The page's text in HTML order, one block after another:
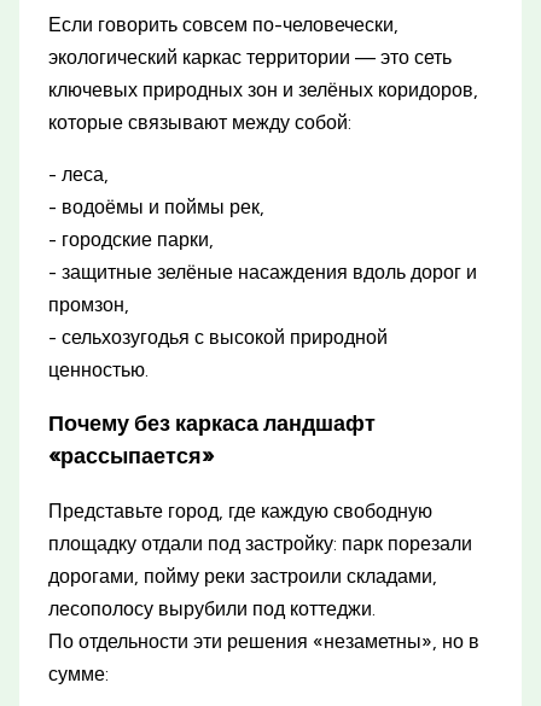
Если говорить совсем по-человечески,
экологический каркас территории — это сеть
ключевых природных зон и зелёных коридоров,
которые связывают между собой:
- леса,
- водоёмы и поймы рек,
- городские парки,
- защитные зелёные насаждения вдоль дорог и
промзон,
- сельхозугодья с высокой природной
ценностью.
Почему без каркаса ландшафт
«рассыпается»
Представьте город, где каждую свободную
площадку отдали под застройку: парк порезали
дорогами, пойму реки застроили складами,
лесополосу вырубили под коттеджи.
По отдельности эти решения «незаметны», но в
сумме: